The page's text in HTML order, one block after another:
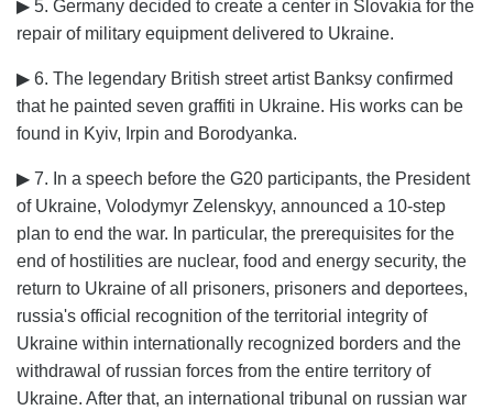
▶ 5. Germany decided to create a center in Slovakia for the
repair of military equipment delivered to Ukraine.
▶ 6. The legendary British street artist Banksy confirmed
that he painted seven graffiti in Ukraine. His works can be
found in Kyiv, Irpin and Borodyanka.
▶ 7. In a speech before the G20 participants, the President
of Ukraine, Volodymyr Zelenskyy, announced a 10-step
plan to end the war. In particular, the prerequisites for the
end of hostilities are nuclear, food and energy security, the
return to Ukraine of all prisoners, prisoners and deportees,
russia's official recognition of the territorial integrity of
Ukraine within internationally recognized borders and the
withdrawal of russian forces from the entire territory of
Ukraine. After that, an international tribunal on russian war